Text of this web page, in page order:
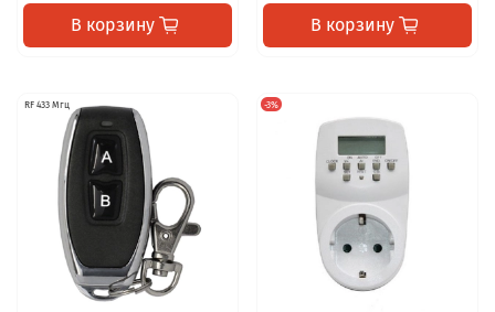
В корзину В корзину
RF 433 Мгц -3%